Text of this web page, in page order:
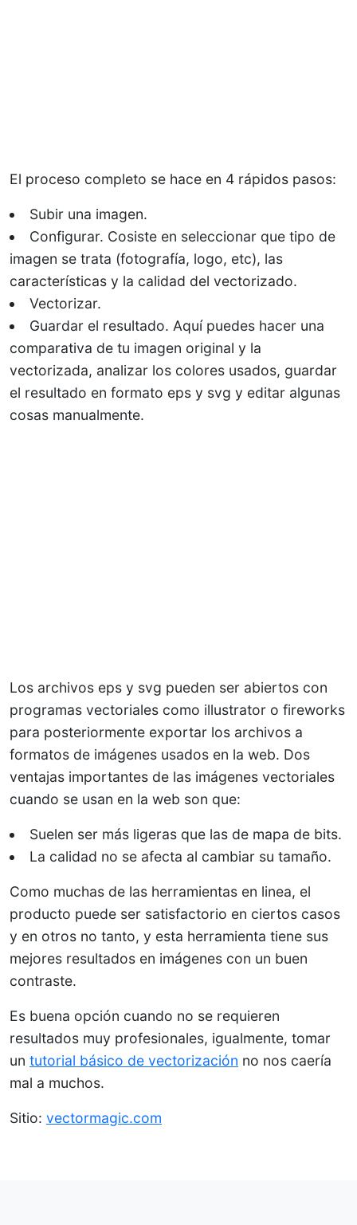
El proceso completo se hace en 4 rápidos pasos:
Subir una imagen.
Configurar. Cosiste en seleccionar que tipo de
imagen se trata (fotografía, logo, etc), las
características y la calidad del vectorizado.
Vectorizar.
Guardar el resultado. Aquí puedes hacer una
comparativa de tu imagen original y la
vectorizada, analizar los colores usados, guardar
el resultado en formato eps y svg y editar algunas
cosas manualmente.
Los archivos eps y svg pueden ser abiertos con
programas vectoriales como illustrator o fireworks
para posteriormente exportar los archivos a
formatos de imágenes usados en la web. Dos
ventajas importantes de las imágenes vectoriales
cuando se usan en la web son que:
Suelen ser más ligeras que las de mapa de bits.
La calidad no se afecta al cambiar su tamaño.
Como muchas de las herramientas en linea, el
producto puede ser satisfactorio en ciertos casos
y en otros no tanto, y esta herramienta tiene sus
mejores resultados en imágenes con un buen
contraste.
Es buena opción cuando no se requieren
resultados muy profesionales, igualmente, tomar
un tutorial básico de vectorización no nos caería
mal a muchos.
Sitio: vectormagic.com